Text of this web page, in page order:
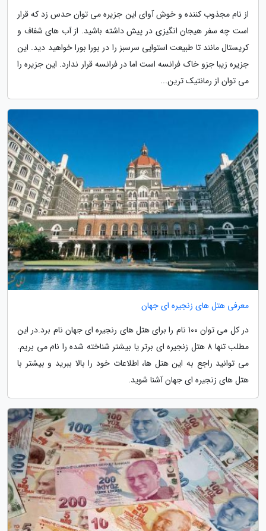
از نام مجذوب کننده و خوش آوای این جزیره می توان حدس زد که قرار
است چه سفر هیجان انگیزی در پیش داشته باشید. از آب های شفاف و
کریستال مانند تا طبیعت استوایی سرسبز را در بورا بورا خواهید دید. این
جزیره زیبا جزو خاک فرانسه است اما در فرانسه قرار ندارد. این جزیره را
می توان از رمانتیک ترین...
معرفی هتل های زنجیره ای جهان
در کل می توان 100 نام را برای هتل های رنجیره ای جهان نام برد.در این
مطلب تنها 8 هتل زنجیره ای برتر یا بیشتر شناخته شده را نام می بریم.
می توانید راجع به این هتل ها، اطلاعات خود را بالا ببرید و بیشتر با
هتل های زنجیره ای جهان آشنا شوید.